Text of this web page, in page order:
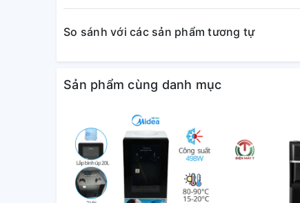
So sánh với các sản phẩm tương tự
Sản phẩm cùng danh mục